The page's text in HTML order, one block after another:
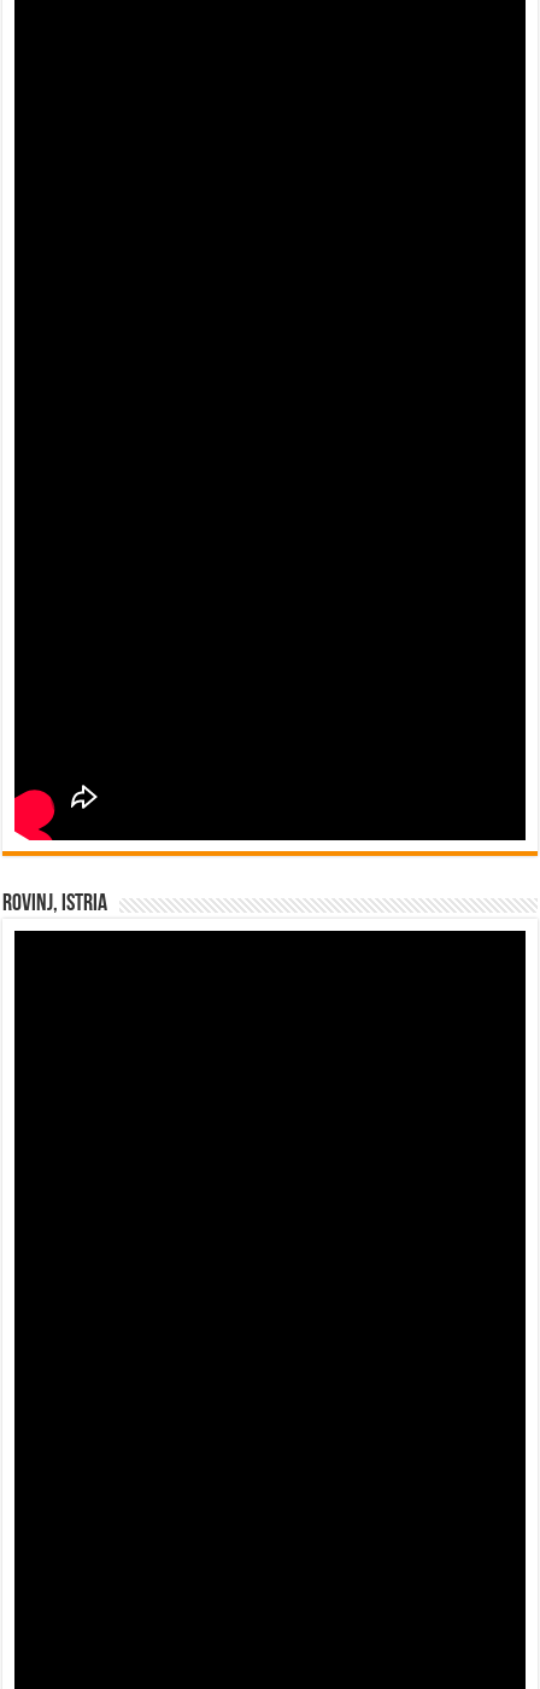
Rovinj, Istria